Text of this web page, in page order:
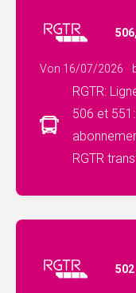
Von 16/07/2026
RGTR:
506 et
RGTR
502